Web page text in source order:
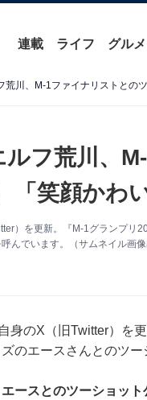
連載 ライフ グルメ
荒川、M-1ファイナリストとの
ルフ荒川、
笑顔かわ
）を更新。『M-1グランプリ
んでいます。（サムネイル画
のX（旧Twitter）を
のエースさんとのツー
ースとのツーショット